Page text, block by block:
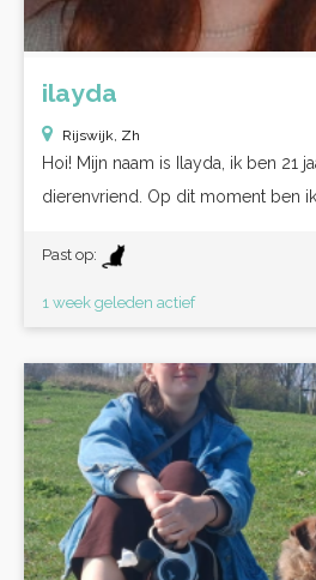
ilayda
Rijswijk, Zh
Hoi! Mijn naam is Ilayda, ik ben 21
dierenvriend. Op dit moment ben
Past op:
1 week geleden actief